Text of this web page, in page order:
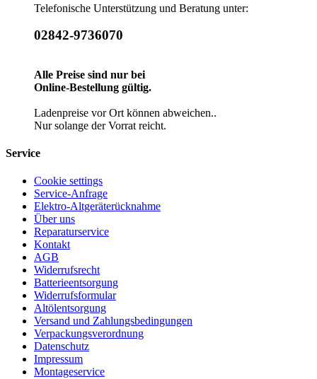
Telefonische Unterstützung und Beratung unter:
02842-9736070
Alle Preise sind nur bei
Online-Bestellung gültig.
Ladenpreise vor Ort können abweichen..
Nur solange der Vorrat reicht.
Service
Cookie settings
Service-Anfrage
Elektro-Altgeräterücknahme
Über uns
Reparaturservice
Kontakt
AGB
Widerrufsrecht
Batterieentsorgung
Widerrufsformular
Altölentsorgung
Versand und Zahlungsbedingungen
Verpackungsverordnung
Datenschutz
Impressum
Montageservice